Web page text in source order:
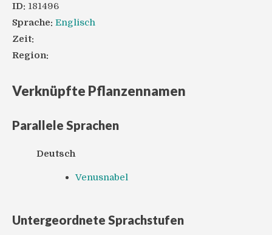
ID: 181496
Sprache: Englisch
Zeit:
Region:
Verknüpfte Pflanzennamen
Parallele Sprachen
Deutsch
Venusnabel
Untergeordnete Sprachstufen